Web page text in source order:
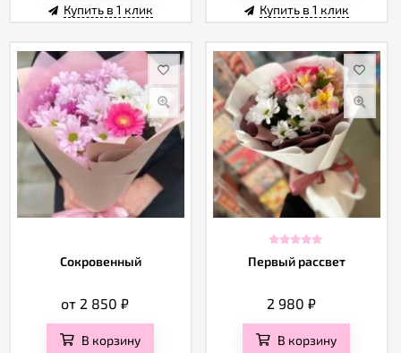
Купить в 1 клик Купить в 1 клик
Сокровенный
от 2 850₽
В корзину
Первый рассвет
2 980 ₽
В корзину